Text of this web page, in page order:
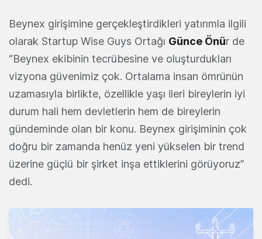
Beynex girişimine gerçekleştirdikleri yatırımla ilgili
olarak Startup Wise Guys Ortağı Günce Önür de
“Beynex ekibinin tecrübesine ve oluşturdukları
vizyona güvenimiz çok. Ortalama insan ömrünün
uzamasıyla birlikte, özellikle yaşı ileri bireylerin iyi
durum hali hem devletlerin hem de bireylerin
gündeminde olan bir konu. Beynex girişiminin çok
doğru bir zamanda henüz yeni yükselen bir trend
üzerine güçlü bir şirket inşa ettiklerini görüyoruz”
dedi.